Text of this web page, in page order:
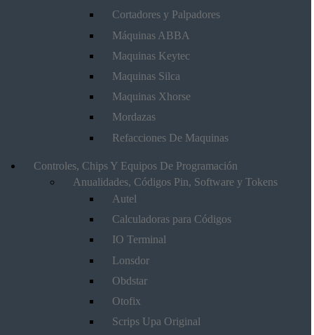
Cortadores y Palpadores
Máquinas ABBA
Maquinas Keytec
Maquinas Silca
Maquinas Xhorse
Mordazas
Refacciones De Maquinas
Controles, Chips Y Equipos De Programación
Anualidades, Códigos Pin, Software y Tokens
Autel
Calculadoras para Códigos
IO Terminal
Lonsdor
Obdstar
Otofix
Scrips Upa Original